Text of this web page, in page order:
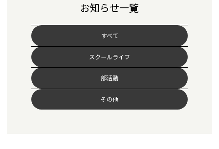
お知らせ一覧
すべて
スクールライフ
部活動
その他